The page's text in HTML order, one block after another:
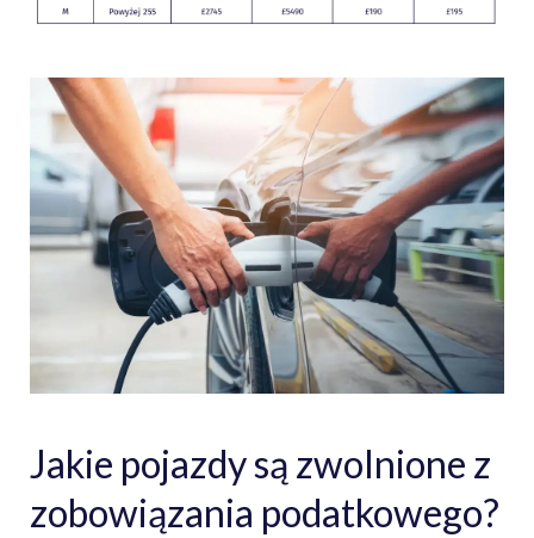
Jakie pojazdy są zwolnione z
zobowiązania podatkowego?